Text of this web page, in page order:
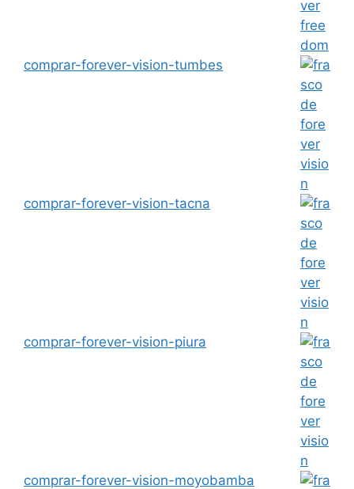
comprar-forever-vision-tumbes
comprar-forever-vision-tacna
comprar-forever-vision-piura
comprar-forever-vision-moyobamba